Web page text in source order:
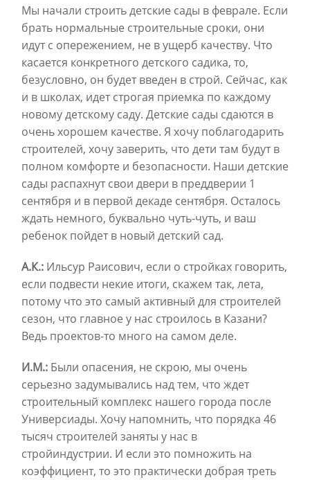
Мы начали строить детские сады в феврале. Если
брать нормальные строительные сроки, они
идут с опережением, не в ущерб качеству. Что
касается конкретного детского садика, то,
безусловно, он будет введен в строй. Сейчас, как
и в школах, идет строгая приемка по каждому
новому детскому саду. Детские сады сдаются в
очень хорошем качестве. Я хочу поблагодарить
строителей, хочу заверить, что дети там будут в
полном комфорте и безопасности. Наши детские
сады распахнут свои двери в преддверии 1
сентября и в первой декаде сентября. Осталось
ждать немного, буквально чуть-чуть, и ваш
ребенок пойдет в новый детский сад.
А.К.: Ильсур Раисович, если о стройках говорить,
если подвести некие итоги, скажем так, лета,
потому что это самый активный для строителей
сезон, что главное у нас строилось в Казани?
Ведь проектов-то много на самом деле.
И.М.: Были опасения, не скрою, мы очень
серьезно задумывались над тем, что ждет
строительный комплекс нашего города после
Универсиады. Хочу напомнить, что порядка 46
тысяч строителей заняты у нас в
стройиндустрии. И если это помножить на
коэффициент, то это практически добрая треть